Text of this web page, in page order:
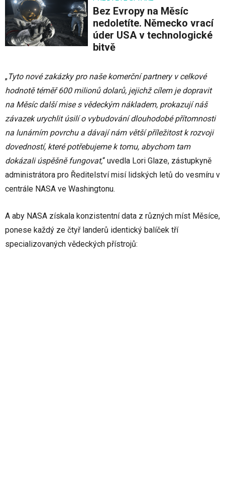
Bez Evropy na Měsíc
nedoletíte. Německo vrací
úder USA v technologické
bitvě
„Tyto nové zakázky pro naše komerční partnery v celkové
hodnotě téměř 600 milionů dolarů, jejichž cílem je dopravit
na Měsíc další mise s vědeckým nákladem, prokazují náš
závazek urychlit úsilí o vybudování dlouhodobé přítomnosti
na lunárním povrchu a dávají nám větší příležitost k rozvoji
dovedností, které potřebujeme k tomu, abychom tam
dokázali úspěšně fungovat,“ uvedla Lori Glaze, zástupkyně
administrátora pro Ředitelství misí lidských letů do vesmíru v
centrále NASA ve Washingtonu.
A aby NASA získala konzistentní data z různých míst Měsíce,
ponese každý ze čtyř landerů identický balíček tří
specializovaných vědeckých přístrojů: